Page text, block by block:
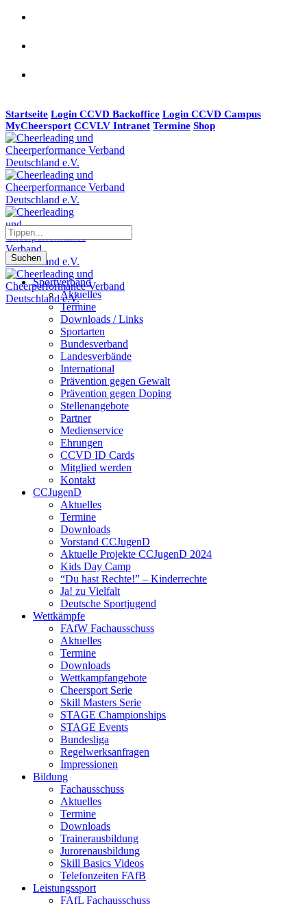
Startseite Login CCVD Backoffice Login CCVD Campus
MyCheersport CCVLV Intranet Termine Shop
Suchen
Sportverband
Aktuelles
Termine
Downloads / Links
Sportarten
Bundesverband
Landesverbände
International
Prävention gegen Gewalt
Prävention gegen Doping
Stellenangebote
Partner
Medienservice
Ehrungen
CCVD ID Cards
Mitglied werden
Kontakt
CCJugenD
Aktuelles
Termine
Downloads
Vorstand CCJugenD
Aktuelle Projekte CCJugenD 2024
Kids Day Camp
“Du hast Rechte!” – Kinderrechte
Ja! zu Vielfalt
Deutsche Sportjugend
Wettkämpfe
FAfW Fachausschuss
Aktuelles
Termine
Downloads
Wettkampfangebote
Cheersport Serie
Skill Masters Serie
STAGE Championships
STAGE Events
Bundesliga
Regelwerksanfragen
Impressionen
Bildung
Fachausschuss
Aktuelles
Termine
Downloads
Trainerausbildung
Jurorenausbildung
Skill Basics Videos
Telefonzeiten FAfB
Leistungssport
FAfL Fachausschuss